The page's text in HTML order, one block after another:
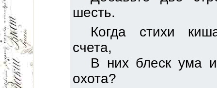
шесть.
Когда стихи
счета,
В них блеск ума
охота?